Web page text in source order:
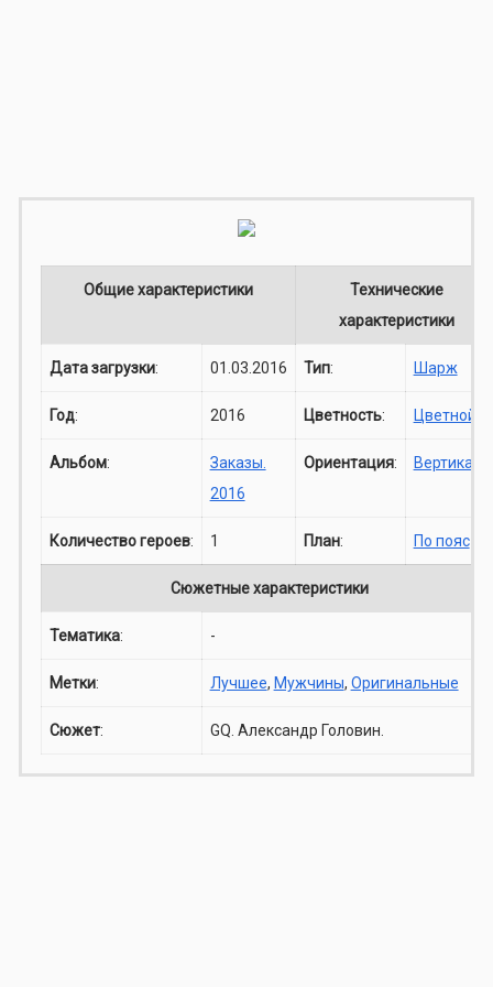
Общие характеристики
Технические
характеристики
Дата загрузки: 01.03.2016 Тип: Шарж
Год: 2016 Цветность: Цветной
Альбом:
Заказы.
2016
Ориентация: Вертикаль
Количество героев: 1 План: По пояс
Сюжетные характеристики
Тематика: -
Метки: Лучшее, Мужчины, Оригинальные
Сюжет: GQ. Александр Головин.